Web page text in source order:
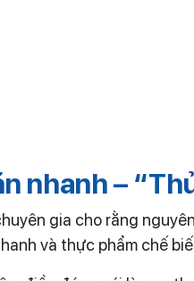
nhanh –
gia cho rằng
và thực phẩm chế